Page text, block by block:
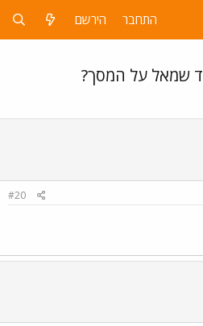
התחבר הירשם
שמאל על המסך?
#20